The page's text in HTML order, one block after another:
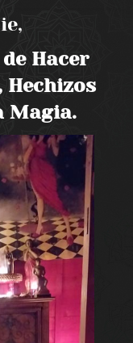
Hacer
Hechizos
Magia.